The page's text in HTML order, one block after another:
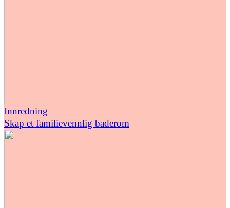
Innredning
Skap et familievennlig baderom